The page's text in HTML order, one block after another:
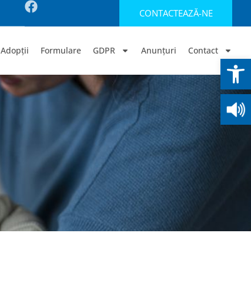
CONTACTEAZĂ-NE
Adopții Formulare GDPR Anunțuri Contact